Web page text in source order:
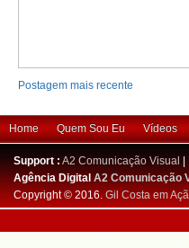
Postagem mais recente
Home Quem Sou Eu Vídeos
Support : A2 Comunicação Visual |
Agência DigitalA2 Comunicação
Copyright © 2016. Gil Costa em